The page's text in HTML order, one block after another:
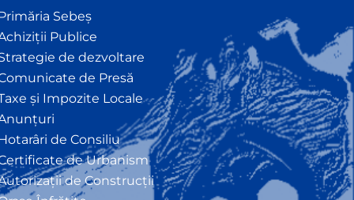
Sebeș
Publice
de dezvoltare
de Presă
și Impozite Locale
de Consiliu
de Urbanism
de Construcții